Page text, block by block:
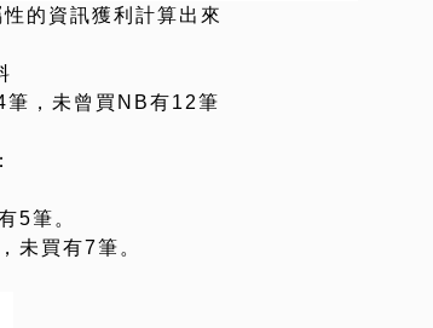
的資訊獲利計算出來
筆，未曾買NB有12筆
5筆。
未買有7筆。